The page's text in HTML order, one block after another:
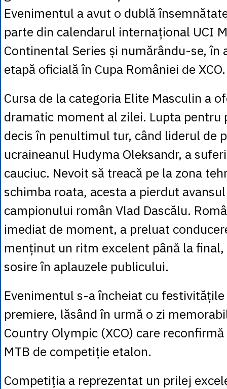
Evenimentul a avut o dublă
parte din calendarul internațional UCI
Continental Series și numărându-se, în
etapă oficială în Cupa României de XCO.
Cursa de la categoria Elite Masculin a
dramatic moment al zilei. Lupta pentru
decis în penultimul tur, când liderul de
ucraineanul Hudyma Oleksandr, a
cauciuc. Nevoit să treacă pe la zona
schimba roata, acesta a pierdut
campionului român Vlad Dascălu.
imediat de moment, a preluat
menținut un ritm excelent până la
sosire în aplauzele publicului.
Evenimentul s-a încheiat cu
premiere, lăsând în urmă o zi
Country Olympic (XCO) care
MTB de competiție etalon.
Competiția a reprezentat un prilej